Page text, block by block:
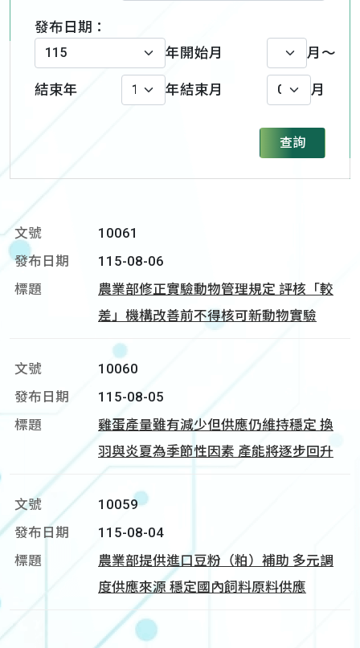
發布日期：
年 開始月 月～
結束年 年結束月 月
查詢
10061
115-08-06
農業部修正實驗動物管理規定 評核「較
差」機構改善前不得核可新動物實驗
10060
115-08-05
雞蛋產量雖有減少但供應仍維持穩定 換
羽與炎夏為季節性因素 產能將逐步回升
10059
115-08-04
農業部提供進口豆粉（粕）補助 多元調
度供應來源 穩定國內飼料原料供應